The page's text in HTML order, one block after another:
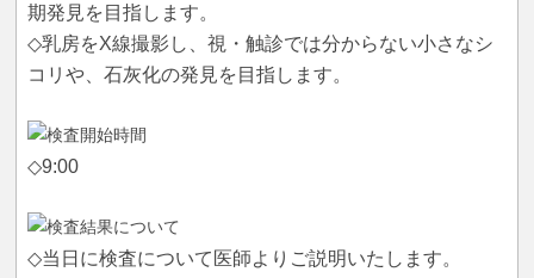
期発見を目指します。
◇乳房をX線撮影し、視・触診では分からない小さなシ
コリや、石灰化の発見を目指します。
◇9:00
◇当日に検査について医師よりご説明いたします。